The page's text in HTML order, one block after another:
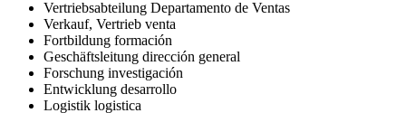
Vertriebsabteilung Departamento de Ventas
Verkauf, Vertrieb venta
Fortbildung formación
Geschäftsleitung dirección general
Forschung investigación
Entwicklung desarrollo
Logistik logistica